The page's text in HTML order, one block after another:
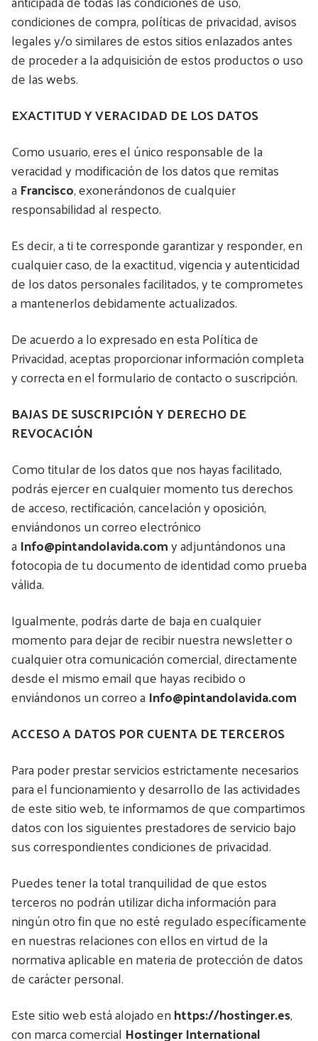
condiciones de compra, políticas de privacidad, avisos
legales y/o similares de estos sitios enlazados antes
de proceder a la adquisición de estos productos o uso
de las webs.
EXACTITUD Y VERACIDAD DE LOS DATOS
Como usuario, eres el único responsable de la
veracidad y modificación de los datos que remitas
aFrancisco, exonerándonos de cualquier
responsabilidad al respecto.
Es decir, a ti te corresponde garantizar y responder, en
cualquier caso, de la exactitud, vigencia y autenticidad
de los datos personales facilitados, y te comprometes
a mantenerlos debidamente actualizados.
De acuerdo a lo expresado en esta Política de
Privacidad, aceptas proporcionar información completa
y correcta en el formulario de contacto o suscripción.
BAJAS DE SUSCRIPCIÓN Y DERECHO DE
REVOCACIÓN
Como titular de los datos que nos hayas facilitado,
podrás ejercer en cualquier momento tus derechos
de acceso, rectificación, cancelación y oposición,
enviándonos un correo electrónico
aInfo@pintandolavida.comy adjuntándonos una
fotocopia de tu documento de identidad como prueba
válida.
Igualmente, podrás darte de baja en cualquier
momento para dejar de recibir nuestra newsletter o
cualquier otra comunicación comercial, directamente
desde el mismo email que hayas recibido o
enviándonos un correo aInfo@pintandolavida.com
ACCESO A DATOS POR CUENTA DE TERCEROS
Para poder prestar servicios estrictamente necesarios
para el funcionamiento y desarrollo de las actividades
de este sitio web, te informamos de que compartimos
datos con los siguientes prestadores de servicio bajo
sus correspondientes condiciones de privacidad.
Puedes tener la total tranquilidad de que estos
terceros no podrán utilizar dicha información para
ningún otro fin que no esté regulado específicamente
en nuestras relaciones con ellos en virtud de la
normativa aplicable en materia de protección de datos
de carácter personal.
Este sitio web está alojado enhttps://hostinger.es,
con marca comercial Hostinger International